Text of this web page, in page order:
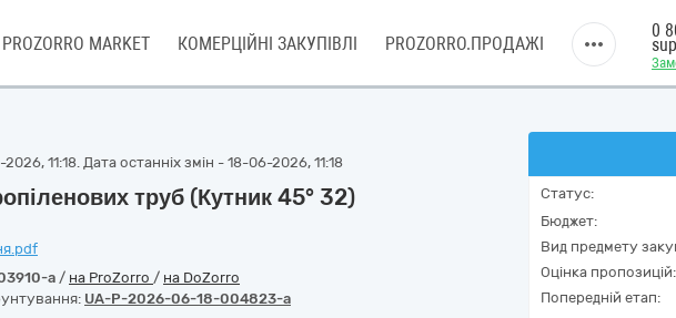
PROZORRO MARKET КОМЕРЦІЙНІ ЗАКУПІВЛІ PROZORRO.ПРОДАЖІ
0
11:18. Дата останніх змін - 18-06-2026, 11:18
труб (Кутник 45° 32)
a/ на ProZorro / на DoZorro
UA-P-2026-06-18-004823-a
Статус:
Бюджет:
Вид предмету
Оцінка пропозицій:
Попередній етап: